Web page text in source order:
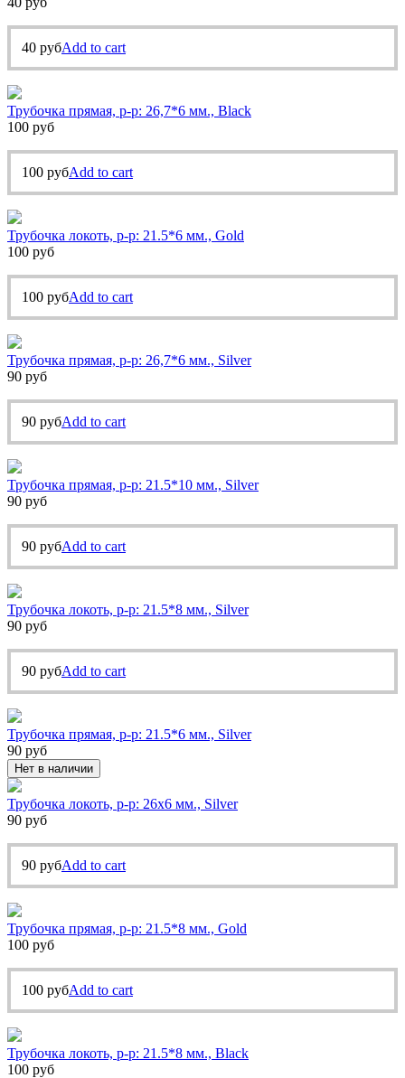
40 рубAdd to cart
Трубочка прямая, р-р: 26,7*6 мм., Black
100 руб
100 рубAdd to cart
Трубочка локоть, р-р: 21.5*6 мм., Gold
100 руб
100 рубAdd to cart
Трубочка прямая, р-р: 26,7*6 мм., Silver
90 руб
90 рубAdd to cart
Трубочка прямая, р-р: 21.5*10 мм., Silver
90 руб
90 рубAdd to cart
Трубочка локоть, р-р: 21.5*8 мм., Silver
90 руб
90 рубAdd to cart
Трубочка прямая, р-р: 21.5*6 мм., Silver
90 руб
Нет в наличии
Трубочка локоть, р-р: 26х6 мм., Silver
90 руб
90 рубAdd to cart
Трубочка прямая, р-р: 21.5*8 мм., Gold
100 руб
100 рубAdd to cart
Трубочка локоть, р-р: 21.5*8 мм., Black
100 руб